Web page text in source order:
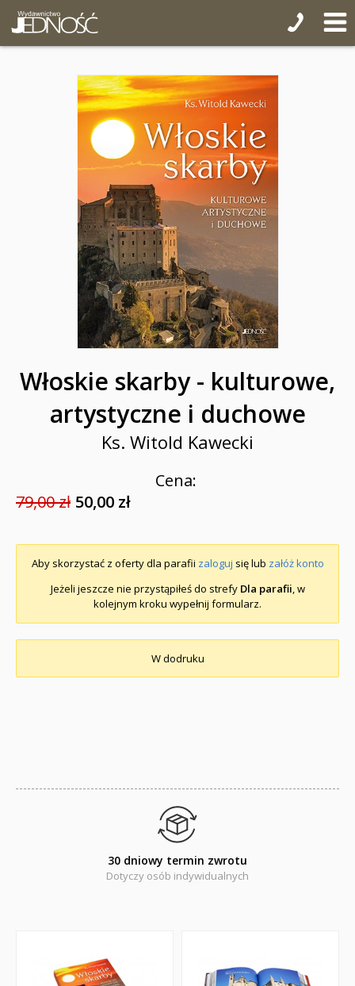
Włoskie skarby - kulturowe,
artystyczne i duchowe
Ks. Witold Kawecki
Cena:
79,00 zł 50,00 zł
Aby skorzystać z oferty dla parafii zaloguj się lub załóż konto
Jeżeli jeszcze nie przystąpiłeś do strefy Dla parafii, w
kolejnym kroku wypełnij formularz.
W dodruku
30 dniowy termin zwrotu
Dotyczy osób indywidualnych